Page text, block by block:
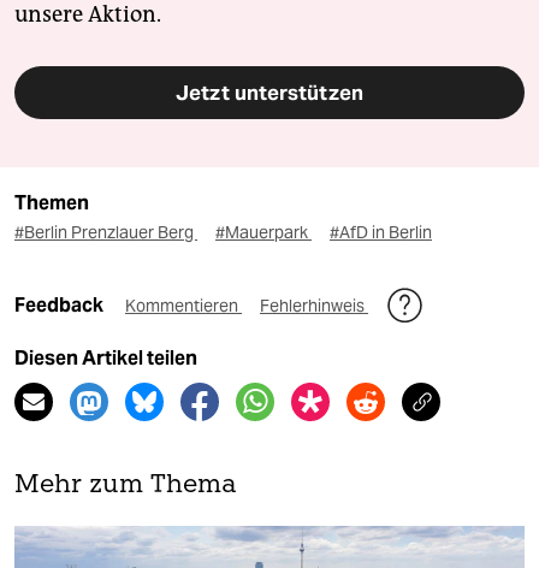
unsere Aktion.
Jetzt unterstützen
Themen
#Berlin Prenzlauer Berg #Mauerpark #AfD in Berlin
Feedback Kommentieren Fehlerhinweis
Diesen Artikel teilen
Mehr zum Thema